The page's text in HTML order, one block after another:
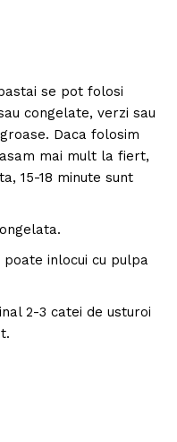
se pot folosi
congelate, verzi sau
Daca folosim
mai mult la fiert,
15-18 minute sunt
poate inlocui cu pulpa
2-3 catei de usturoi